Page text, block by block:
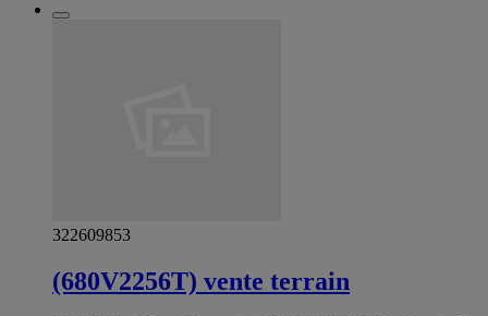
322609853
(680V2256T) vente terrain